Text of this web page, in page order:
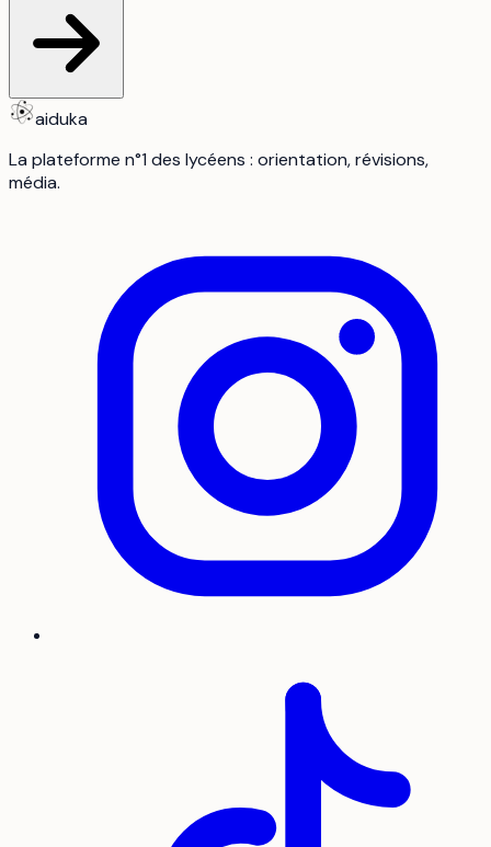
aiduka
La plateforme n°1 des lycéens : orientation, révisions,
média.